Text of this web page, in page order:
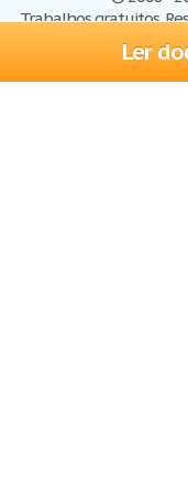
Ler
Trabalhos gratuitos,